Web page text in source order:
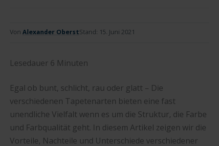
Von Alexander OberstStand: 15. Juni 2021
Lesedauer 6 Minuten
Egal ob bunt, schlicht, rau oder glatt – Die
verschiedenen Tapetenarten bieten eine fast
unendliche Vielfalt wenn es um die Struktur, die Farbe
und Farbqualität geht. In diesem Artikel zeigen wir die
Vorteile, Nachteile und Unterschiede verschiedener